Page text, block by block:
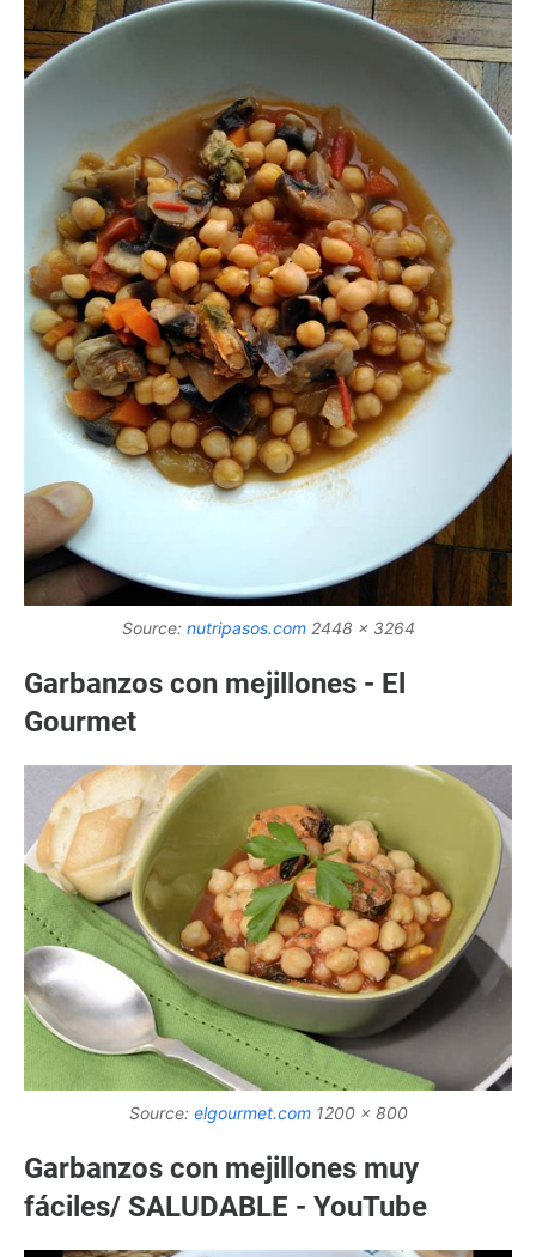
Source: nutripasos.com2448 x 3264
Garbanzos con mejillones - El
Gourmet
Source: elgourmet.com1200 x 800
Garbanzos con mejillones muy
fáciles/ SALUDABLE - YouTube